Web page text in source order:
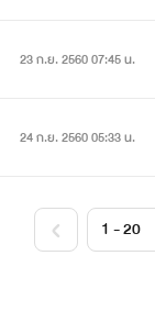
23 ก.ย. 2560 07:45 น.
24 ก.ย. 2560 05:33 น.